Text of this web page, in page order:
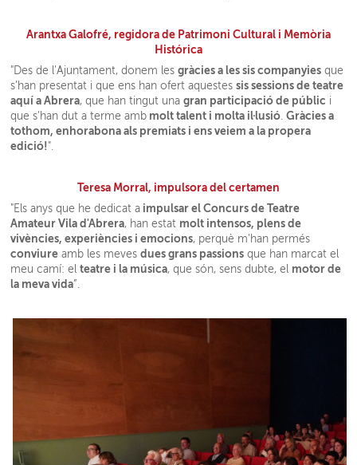
Arantxa Galofré, regidora de Patrimoni Cultural i Memòria
Histórica
"Des de l’Ajuntament, donem lesgràcies a les sis companyies que
s’han presentat i que ens han ofert aquestessis sessions de teatre
aquí a Abrera, que han tingut unagran participació de públic i
que s’han dut a terme amb molt talent i molta il·lusió .Gràcies a
tothom, enhorabona als premiats i ens veiem a la propera
edició!".
Teresa Morral, impulsora del certamen
"Els anys que he dedicat a impulsar el Concurs de Teatre
Amateur Vila d'Abrera, han estat molt intensos, plens de
vivències, experiències i emocions, perquè m'han permés
conviure amb les mevesdues grans passions que han marcat el
meu camí: elteatre i la música, que són, sens dubte, el motor de
la meva vida”.